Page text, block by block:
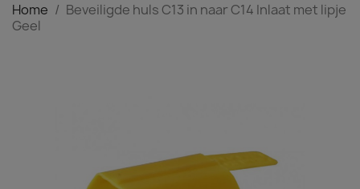
Home
Beveiligde huls C13 in naar C14 Inlaat met lipje
Geel